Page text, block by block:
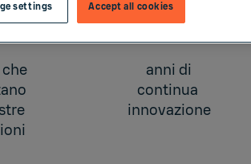
90
anni di
continua
innovazione
Accept all cookies
settings